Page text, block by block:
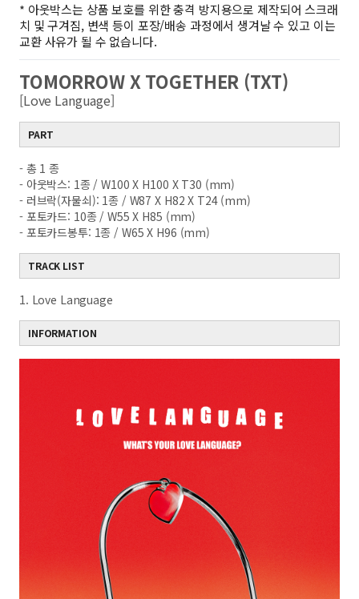
* 아웃박스는 상품 보호를 위한 충격 방지용으로 제작되어 스크래
치 및 구겨짐, 변색 등이 포장/배송 과정에서 생겨날 수 있고 이는
교환 사유가 될 수 없습니다.
TOMORROW X TOGETHER (TXT)
[Love Language]
PART
- 총 1 종
- 아웃박스: 1종 / W100 X H100 X T30 (mm)
- 러브락(자물쇠): 1종 / W87 X H82 X T24 (mm)
- 포토카드: 10종 / W55 X H85 (mm)
- 포토카드봉투: 1종 / W65 X H96 (mm)
TRACK LIST
1. Love Language
INFORMATION